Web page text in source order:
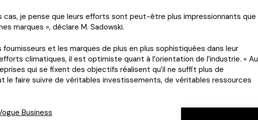
cas, je pense que leurs efforts sont peut-être plus impressionnants que
marques », déclare M. Sadowski.
fournisseurs et les marques de plus en plus sophistiquées dans leur
climatiques, il est optimiste quant à l’orientation de l’industrie. « Au
qui se fixent des objectifs réalisent qu’il ne suffit plus de
le faire suivre de véritables investissements, de véritables ressources
Business